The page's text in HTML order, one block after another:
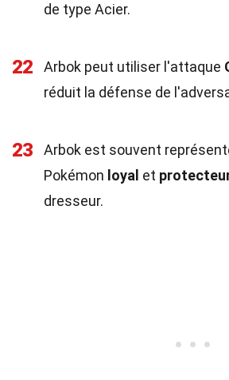
de type Acier.
22 Arbok peut utiliser l'attaque
réduit la défense de
23
Arbok est souvent
Pokémon loyal et
dresseur.